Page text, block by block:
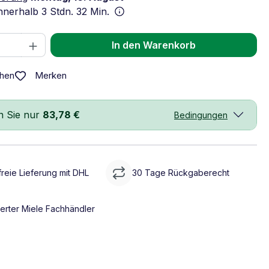
3 Stdn. 32 Min.
Anzahl: Gib den gewünschten Wert
In den Warenkorb
Merken
Sie nur 83,78 € Bedingungen
Lieferung mit DHL 30 Tage Rückgaberecht
Miele Fachhändler